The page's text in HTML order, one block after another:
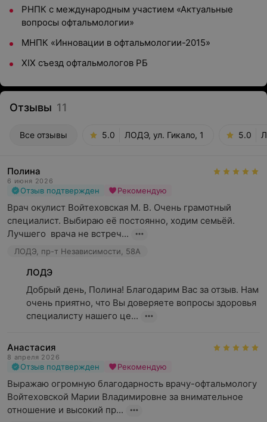
РНПК с международным участием «Актуальные
вопросы офтальмологии»
МНПК «Инновации в офтальмологии-2015»
XIX съезд офтальмологов РБ
Отзывы 11
Все отзывы 5.0 ЛОДЭ, ул. Гикало, 1 5.0
Полина
6 июня 2026
Отзыв подтвержден Рекомендую
Врач окулист Войтеховская М. В. Очень грамотный
специалист. Выбираю её постоянно, ходим семьёй.
Лучшего  врача не встреч...
ЛОДЭ, пр-т Независимости, 58А
ЛОДЭ
Добрый день, Полина! Благодарим Вас за отзыв. Нам
очень приятно, что Вы доверяете вопросы здоровья
специалисту нашего це...
Анастасия
8 апреля 2026
Отзыв подтвержден Рекомендую
Выражаю огромную благодарность врачу-офтальмологу
Войтеховской Марии Владимировне за внимательное
отношение и высокий пр...